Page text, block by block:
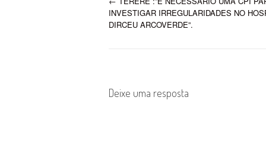
P
o
INVESTIGAR IRREGULARIDADES NO
DIRCEU ARCOVERDE”.
Deixe uma resposta